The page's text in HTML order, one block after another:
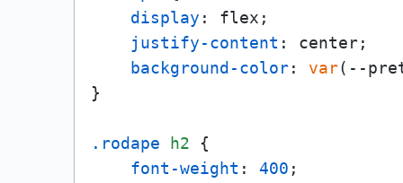
display : flex;
justify-content : center;
background-color: var(--
}
.rodape h2 {
font-weight : 400 ;